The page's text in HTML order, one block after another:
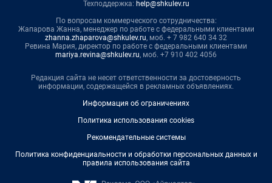
Техподдержка: help@shkulev.ru
По вопросам коммерческого сотрудничества:
Жапарова Жанна, менеджер по работе с федеральными клиентами
zhanna.zhaparova@shkulev.ru, моб. + 7 982 640 34 32
Ревина Мария, директор по работе с федеральными клиентами
mariya.revina@shkulev.ru, моб. +7 910 402 4056
Редакция сайта не несет ответственности за достоверность
информации, содержащейся в рекламных объявлениях.
Информация об ограничениях
Политика использования cookies
Рекомендательные системы
Политика конфиденциальности и обработки персональных данных и
правила использования сайта